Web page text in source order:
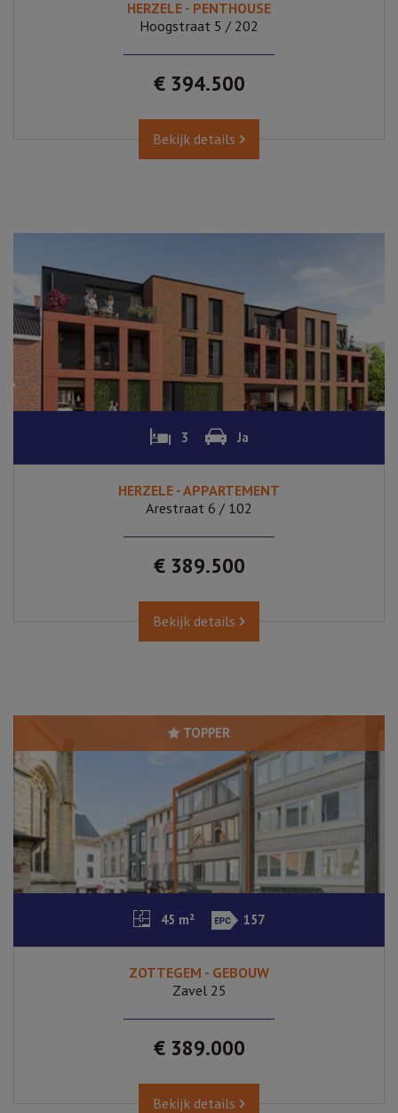
HERZELE - PENTHOUSE
Hoogstraat 5 / 202
€ 394.500
Bekijk details
3 Ja
HERZELE - APPARTEMENT
Arestraat 6 / 102
€ 389.500
Bekijk details
TOPPER
45 m² 157
ZOTTEGEM - GEBOUW
Zavel 25
€ 389.000
Bekijk details